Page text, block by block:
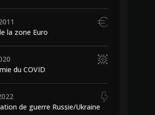
la zone Euro
du COVID
de guerre Russie/Ukraine